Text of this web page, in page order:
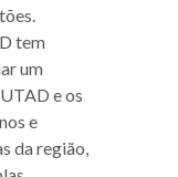
tem
um
e os
e
da região,